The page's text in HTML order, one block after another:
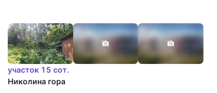
участок 15 сот.
Николина гора